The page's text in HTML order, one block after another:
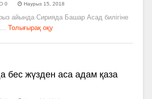
0 Наурыз 15, 2018
айында Сирияда Башар Асад билігіне
Толығырақ оқу
бес жүзден аса адам қаза